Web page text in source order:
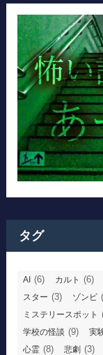
タグ
AI (6) カルト (6)
スター (3) ゾンビ
ミステリースポット
学校の怪談 (9) 実
心霊 (8) 悲劇 (3)